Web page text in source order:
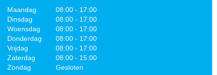
Maandag
08:00 - 17:00
Dinsdag
08:00 - 17:00
Woensdag
08:00 - 17:00
Donderdag
08:00 - 17:00
Vrijdag
08:00 - 17:00
Zaterdag
08:00 - 15:00
Zondag
Gesloten